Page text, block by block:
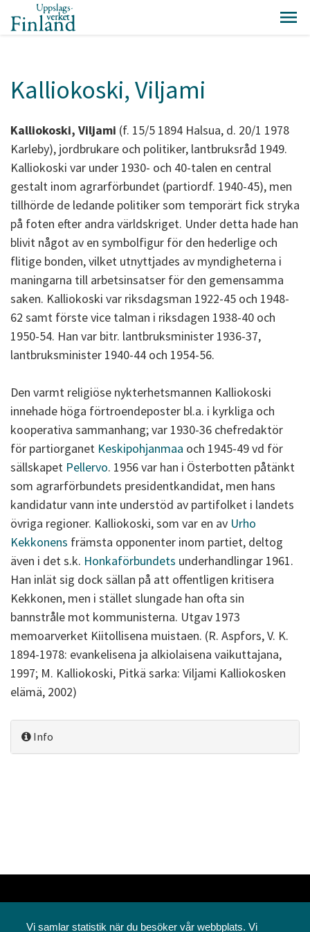
Kalliokoski, Viljami
Kalliokoski, Viljami (f. 15/5 1894 Halsua, d. 20/1 1978
Karleby), jordbrukare och politiker, lantbruksråd 1949.
Kalliokoski var under 1930- och 40-talen en central
gestalt inom agrarförbundet (partiordf. 1940-45), men
tillhörde de ledande politiker som temporärt fick stryka
på foten efter andra världskriget. Under detta hade han
blivit något av en symbolfigur för den hederlige och
flitige bonden, vilket utnyttjades av myndigheterna i
maningarna till arbetsinsatser för den gemensamma
saken. Kalliokoski var riksdagsman 1922-45 och 1948-
62 samt förste vice talman i riksdagen 1938-40 och
1950-54. Han var bitr. lantbruksminister 1936-37,
lantbruksminister 1940-44 och 1954-56.
Den varmt religiöse nykterhetsmannen Kalliokoski
innehade höga förtroendeposter bl.a. i kyrkliga och
kooperativa sammanhang; var 1930-36 chefredaktör
för partiorganet Keskipohjanmaa och 1945-49 vd för
sällskapet Pellervo. 1956 var han i Österbotten påtänkt
som agrarförbundets presidentkandidat, men hans
kandidatur vann inte understöd av partifolket i landets
övriga regioner. Kalliokoski, som var en av Urho
Kekkonens främsta opponenter inom partiet, deltog
även i det s.k. Honkaförbundets underhandlingar 1961.
Han inlät sig dock sällan på att offentligen kritisera
Kekkonen, men i stället slungade han ofta sin
bannstråle mot kommunisterna. Utgav 1973
memoarverket Kiitollisena muistaen. (R. Aspfors, V. K.
1894-1978: evankelisena ja alkiolaisena vaikuttajana,
1997; M. Kalliokoski, Pitkä sarka: Viljami Kalliokosken
elämä, 2002)
Info
Vi samlar statistik när du besöker vår webbplats. Vi